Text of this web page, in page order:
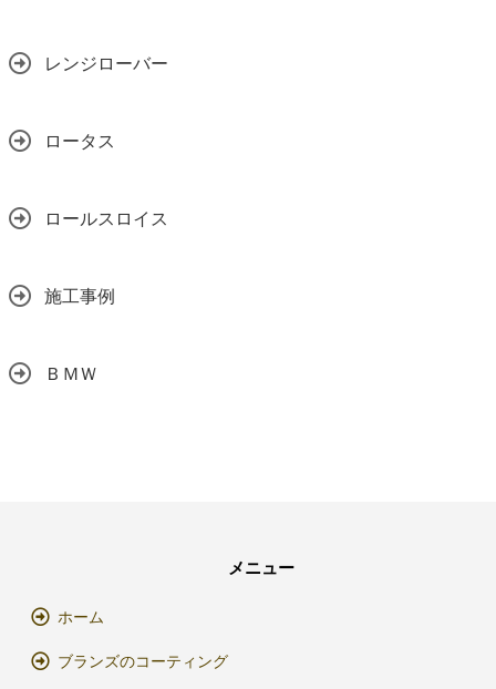
レンジローバー
ロータス
ロールスロイス
施工事例
ＢＭＷ
メニュー
ホーム
ブランズのコーティング